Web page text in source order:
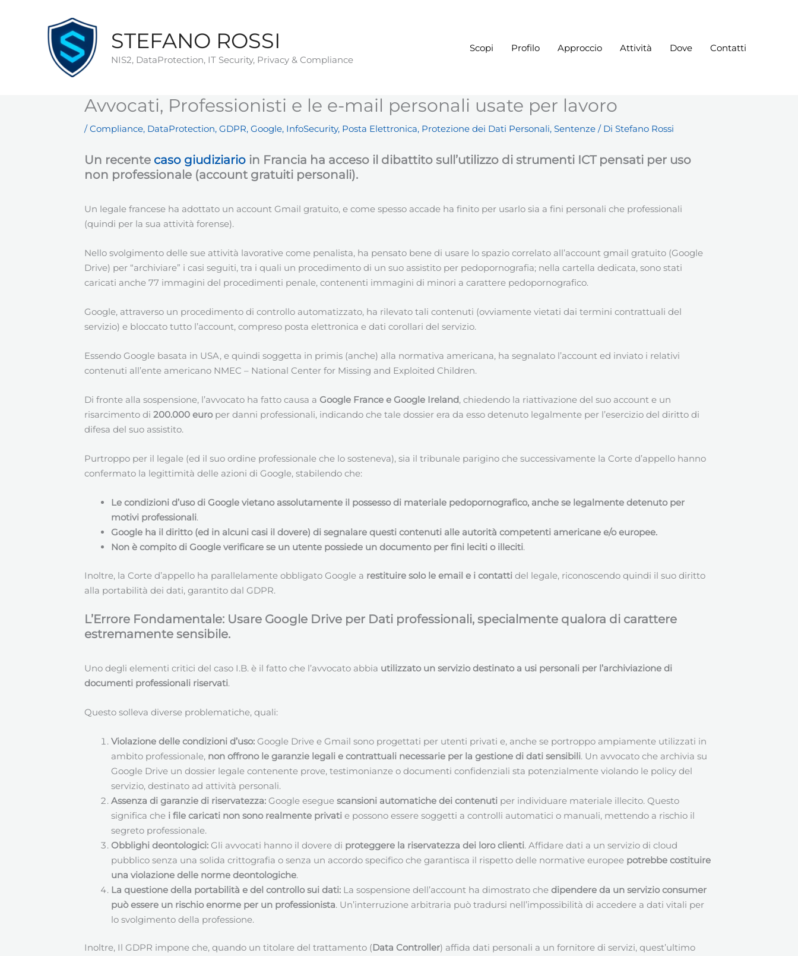
STEFANO ROSSI
NIS2, DataProtection, IT Security, Privacy & Compliance
Scopi Profilo Approccio Attività Dove Contatti
Avvocati, Professionisti e le e-mail personali usate per lavoro
/Compliance, DataProtection, GDPR, Google, InfoSecurity, Posta Elettronica, Protezione dei Dati Personali, Sentenze / Di Stefano Rossi
Un recente caso giudiziario in Francia ha acceso il dibattito sull’utilizzo di strumenti ICT pensati per uso
non professionale (account gratuiti personali).
Un legale francese ha adottato un account Gmail gratuito, e come spesso accade ha finito per usarlo sia a fini personali che professionali
(quindi per la sua attività forense).
Nello svolgimento delle sue attività lavorative come penalista, ha pensato bene di usare lo spazio correlato all’account gmail gratuito (Google
Drive) per “archiviare” i casi seguiti, tra i quali un procedimento di un suo assistito per pedopornografia; nella cartella dedicata, sono stati
caricati anche 77 immagini del procedimenti penale, contenenti immagini di minori a carattere pedopornografico.
Google, attraverso un procedimento di controllo automatizzato, ha rilevato tali contenuti (ovviamente vietati dai termini contrattuali del
servizio) e bloccato tutto l’account, compreso posta elettronica e dati corollari del servizio.
Essendo Google basata in USA, e quindi soggetta in primis (anche) alla normativa americana, ha segnalato l’account ed inviato i relativi
contenuti all’ente americano NMEC – National Center for Missing and Exploited Children.
Di fronte alla sospensione, l’avvocato ha fatto causa a Google France e Google Ireland, chiedendo la riattivazione del suo account e un
risarcimento di 200.000 europer danni professionali, indicando che tale dossier era da esso detenuto legalmente per l’esercizio del diritto di
difesa del suo assistito.
Purtroppo per il legale (ed il suo ordine professionale che lo sosteneva), sia il tribunale parigino che successivamente la Corte d’appello hanno
confermato la legittimità delle azioni di Google, stabilendo che:
Le condizioni d’uso di Google vietano assolutamente il possesso di materiale pedopornografico, anche se legalmente detenuto per
motivi professionali.
Google ha il diritto (ed in alcuni casi il dovere) di segnalare questi contenuti alle autorità competenti americane e/o europee.
Non è compito di Google verificare se un utente possiede un documento per fini leciti o illeciti.
Inoltre, la Corte d’appello ha parallelamente obbligato Google a restituire solo le email e i contatti del legale, riconoscendo quindi il suo diritto
alla portabilità dei dati, garantito dal GDPR.
L’Errore Fondamentale: Usare Google Drive per Dati professionali, specialmente qualora di carattere
estremamente sensibile.
Uno degli elementi critici del caso I.B. è il fatto che l’avvocato abbia utilizzato un servizio destinato a usi personali per l’archiviazione di
documenti professionali riservati.
Questo solleva diverse problematiche, quali:
Violazione delle condizioni d’uso: Google Drive e Gmail sono progettati per utenti privati e, anche se portroppo ampiamente utilizzati in
ambito professionale, non offrono le garanzie legali e contrattuali necessarie per la gestione di dati sensibili. Un avvocato che archivia su
Google Drive un dossier legale contenente prove, testimonianze o documenti confidenziali sta potenzialmente violando le policy del
servizio, destinato ad attività personali.
Assenza di garanzie di riservatezza: Google esegue scansioni automatiche dei contenuti per individuare materiale illecito. Questo
significa che i file caricati non sono realmente privati e possono essere soggetti a controlli automatici o manuali, mettendo a rischio il
segreto professionale.
Obblighi deontologici: Gli avvocati hanno il dovere di proteggere la riservatezza dei loro clienti. Affidare dati a un servizio di cloud
pubblico senza una solida crittografia o senza un accordo specifico che garantisca il rispetto delle normative europee potrebbe costituire
una violazione delle norme deontologiche.
La questione della portabilità e del controllo sui dati: La sospensione dell’account ha dimostrato che dipendere da un servizio consumer
può essere un rischio enorme per un professionista. Un’interruzione arbitraria può tradursi nell’impossibilità di accedere a dati vitali per
lo svolgimento della professione.
Inoltre, Il GDPR impone che, quando un titolare del trattamento (Data Controller) affida dati personali a un fornitore di servizi, quest’ultimo